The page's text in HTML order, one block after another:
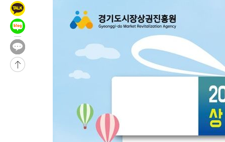
례 큰 폭발음
-8983초 전 >
-7134초 전 >
[속보]트럼프, 美 원정출산 금지 행정명령 서명
-4834초 전 >
[속보] 뉴욕증시, 일제 하락 마감…나스닥 0.06%↓
-28872초 전 >
[속보] 7월 중국 수출 23.9%↑ 수입 27.5%↑…무역총액
25.3%↑
-26032초 전 >
[속보]'채상병 순직 책임' 임성근, 항소심도 징역 3년
[속보]종합특검, '관저이전 봐주기 감사' 유병호 구속기소
민주 콩고 에볼라환자 4천명 돌파, 4053명 발생 1850명 사망
[속보]'300억원대 사기 혐의' 차가원 대표 구속 송치
"미 전국적 살모네라 식중독 원인은 멕시코산 할라피뇨"--
[속보]경찰·노동부, HL만도 평택사업장 끼임 사망 관련 압수